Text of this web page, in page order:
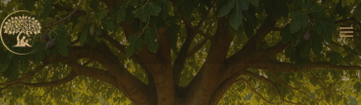
Aller
au
contenu